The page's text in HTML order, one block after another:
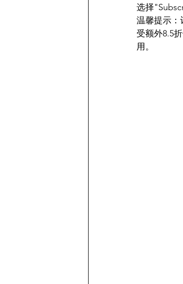
选择
温馨提示：
受额外8.5
用。